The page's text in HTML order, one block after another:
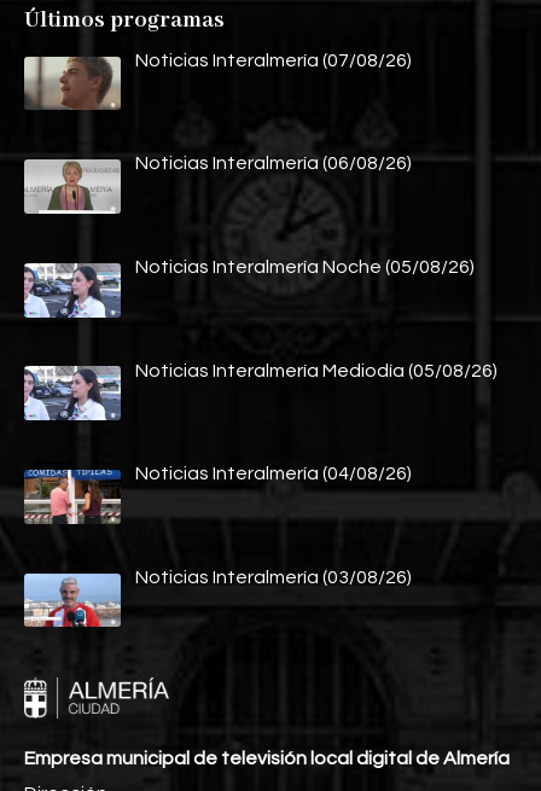
Últimos programas
Noticias Interalmería (07/08/26)
Noticias Interalmería (06/08/26)
Noticias Interalmería Noche (05/08/26)
Noticias Interalmería Mediodía (05/08/26)
Noticias Interalmería (04/08/26)
Noticias Interalmería (03/08/26)
Empresa municipal de televisión local digital de Almería